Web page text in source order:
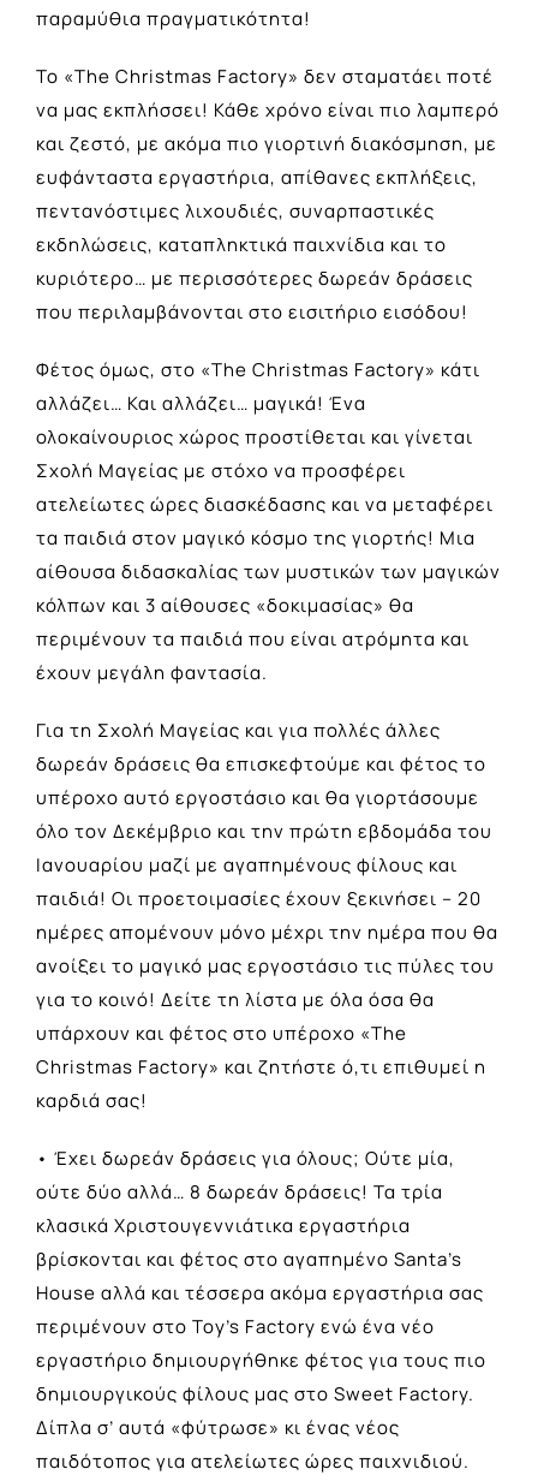
παραμύθια πραγματικότητα!
Το «The Christmas Factory» δεν σταματάει ποτέ
να μας εκπλήσσει! Κάθε χρόνο είναι πιο λαμπερό
και ζεστό, με ακόμα πιο γιορτινή διακόσμηση, με
ευφάνταστα εργαστήρια, απίθανες εκπλήξεις,
πεντανόστιμες λιχουδιές, συναρπαστικές
εκδηλώσεις, καταπληκτικά παιχνίδια και το
κυριότερο… με περισσότερες δωρεάν δράσεις
που περιλαμβάνονται στο εισιτήριο εισόδου!
Φέτος όμως, στο «Τhe Christmas Factory» κάτι
αλλάζει… Και αλλάζει… μαγικά! Ένα
ολοκαίνουριος χώρος προστίθεται και γίνεται
Σχολή Μαγείας με στόχο να προσφέρει
ατελείωτες ώρες διασκέδασης και να μεταφέρει
τα παιδιά στον μαγικό κόσμο της γιορτής! Μια
αίθουσα διδασκαλίας των μυστικών των μαγικών
κόλπων και 3 αίθουσες «δοκιμασίας» θα
περιμένουν τα παιδιά που είναι ατρόμητα και
έχουν μεγάλη φαντασία.
Για τη Σχολή Μαγείας και για πολλές άλλες
δωρεάν δράσεις θα επισκεφτούμε και φέτος το
υπέροχο αυτό εργοστάσιο και θα γιορτάσουμε
όλο τον Δεκέμβριο και την πρώτη εβδομάδα του
Ιανουαρίου μαζί με αγαπημένους φίλους και
παιδιά! Οι προετοιμασίες έχουν ξεκινήσει – 20
ημέρες απομένουν μόνο μέχρι την ημέρα που θα
ανοίξει το μαγικό μας εργοστάσιο τις πύλες του
για το κοινό! Δείτε τη λίστα με όλα όσα θα
υπάρχουν και φέτος στο υπέροχο «The
Christmas Factory» και ζητήστε ό,τι επιθυμεί η
καρδιά σας!
• Έχει δωρεάν δράσεις για όλους; Ούτε μία,
ούτε δύο αλλά… 8 δωρεάν δράσεις! Τα τρία
κλασικά Χριστουγεννιάτικα εργαστήρια
βρίσκονται και φέτος στο αγαπημένο Santa’s
House αλλά και τέσσερα ακόμα εργαστήρια σας
περιμένουν στο Toy’s Factory ενώ ένα νέο
εργαστήριο δημιουργήθηκε φέτος για τους πιο
δημιουργικούς φίλους μας στο Sweet Factory.
Δίπλα σ’ αυτά «φύτρωσε» κι ένας νέος
παιδότοπος για ατελείωτες ώρες παιχνιδιού.